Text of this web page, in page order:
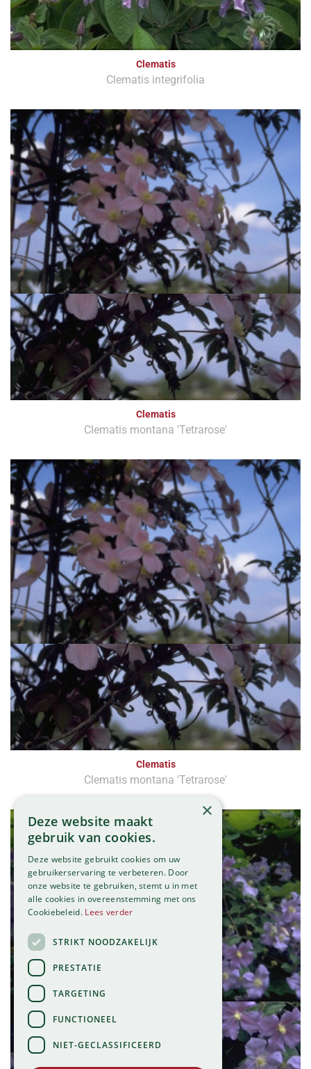
Clematis
Clematis integrifolia
Clematis
Clematis montana 'Tetrarose'
Clematis
Clematis montana 'Tetrarose'
×
Deze website maakt
gebruik van cookies.
Deze website gebruikt cookies om uw
gebruikerservaring te verbeteren. Door
onze website te gebruiken, stemt u in met
alle cookies in overeenstemming met ons
Cookiebeleid. Lees verder
STRIKT NOODZAKELIJK
PRESTATIE
TARGETING
FUNCTIONEEL
NIET-GECLASSIFICEERD